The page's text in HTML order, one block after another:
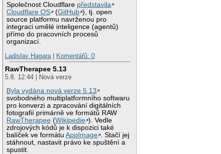
Společnost Cloudflare představila
Cloudflare OS
(GitHub ), tj. open
source platformu navrženou pro
integraci umělé inteligence (agentů)
přímo do pracovních procesů
organizací.
Ladislav Hagara| Komentářů: 0
RawTherapee 5.13
5.8. 12:44 | Nová verze
Byla vydána nová verze 5.13
svobodného multiplatformního softwaru
pro konverzi a zpracování digitálních
fotografií primárně ve formátů RAW
RawTherapee (Wikipedie ). Vedle
zdrojových kódů je k dispozici také
balíček ve formátuAppImage . Stačí jej
stáhnout, nastavit právo ke spuštění a
spustit.